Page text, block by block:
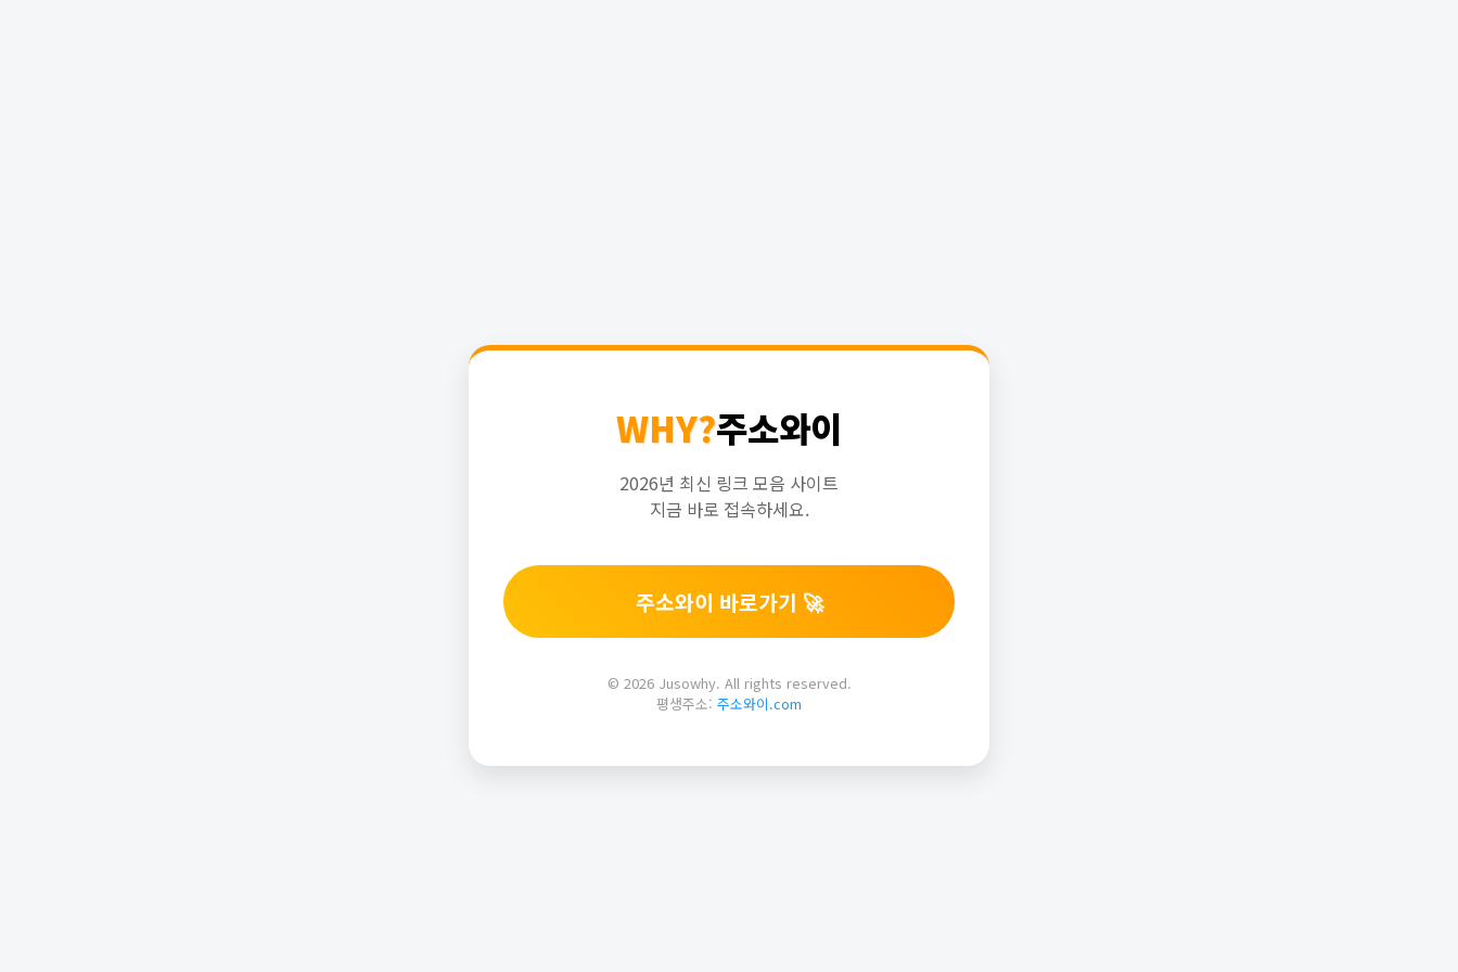
WHY?주소와이
2026년 최신 링크 모음 사이트
지금 바로 접속하세요.
주소와이 바로가기 🚀
© 2026 Jusowhy. All rights reserved.
평생주소: 주소와이.com